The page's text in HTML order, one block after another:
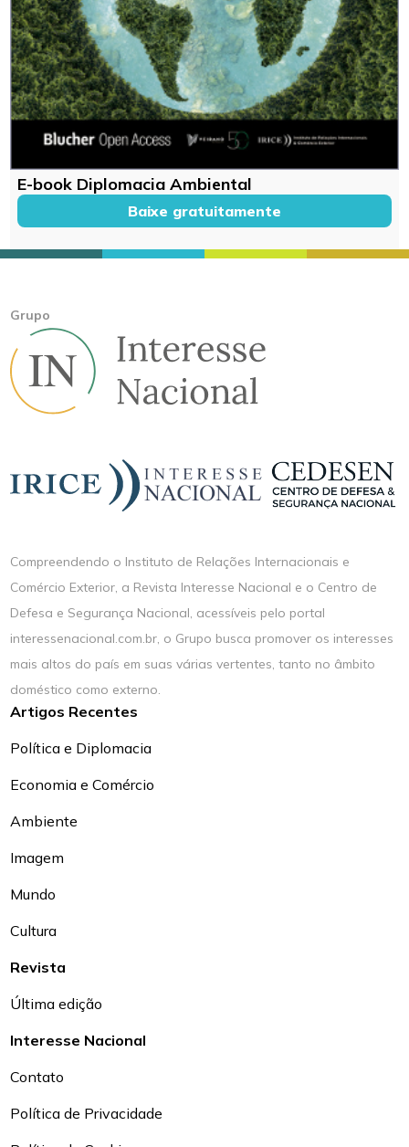
E-book Diplomacia Ambiental
Baixe gratuitamente
Grupo
Compreendendo o Instituto de Relações Internacionais e
Comércio Exterior, a Revista Interesse Nacional e o Centro de
Defesa e Segurança Nacional, acessíveis pelo portal
interessenacional.com.br, o Grupo busca promover os interesses
mais altos do país em suas várias vertentes, tanto no âmbito
doméstico como externo.
Artigos Recentes
Política e Diplomacia
Economia e Comércio
Ambiente
Imagem
Mundo
Cultura
Revista
Última edição
Interesse Nacional
Contato
Política de Privacidade